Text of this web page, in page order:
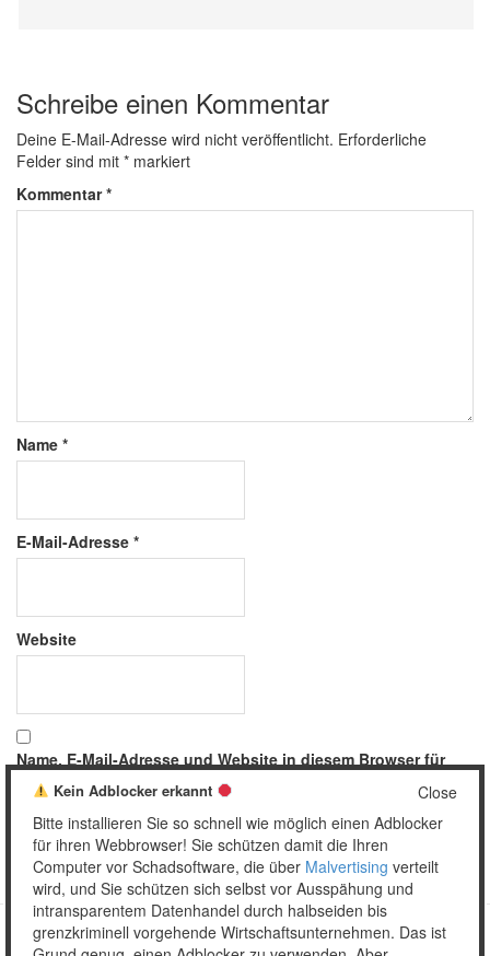
Schreibe einen Kommentar
Deine E-Mail-Adresse wird nicht veröffentlicht. Erforderliche
Felder sind mit * markiert
Kommentar*
Name *
E-Mail-Adresse *
Website
Name, E-Mail-Adresse und Website in diesem Browser für
meinen nächsten Kommentar speichern.
Close
Kein Adblocker erkannt
Bitte installieren Sie so schnell wie möglich einen Adblocker
für ihren Webbrowser! Sie schützen damit die Ihren
Computer vor Schadsoftware, die über Malvertising verteilt
wird, und Sie schützen sich selbst vor Ausspähung und
intransparentem Datenhandel durch halbseiden bis
grenzkriminell vorgehende Wirtschaftsunternehmen. Das ist